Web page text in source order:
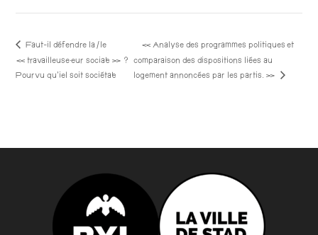
Faut-il défendre la/le
« travailleuse·eur social·e » ?
Pourvu qu’iel soit sociétal·e
« Analyse des programmes politiques et
comparaison des dispositions liées au
logement annoncées par les partis. »